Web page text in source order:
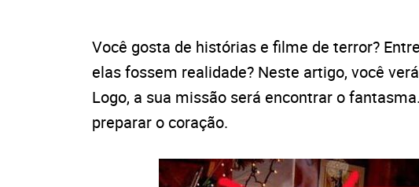
Você gosta de histórias e filme de terror?
elas fossem realidade? Neste artigo, você
Logo, a sua missão será encontrar o
preparar o coração.